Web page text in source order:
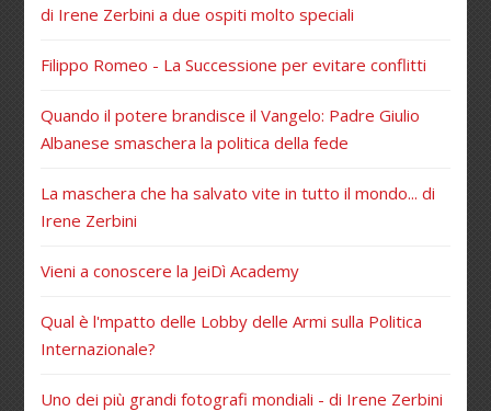
di Irene Zerbini a due ospiti molto speciali
Filippo Romeo - La Successione per evitare conflitti
Quando il potere brandisce il Vangelo: Padre Giulio
Albanese smaschera la politica della fede
La maschera che ha salvato vite in tutto il mondo... di
Irene Zerbini
Vieni a conoscere la JeiDì Academy
Qual è l'mpatto delle Lobby delle Armi sulla Politica
Internazionale?
Uno dei più grandi fotografi mondiali - di Irene Zerbini